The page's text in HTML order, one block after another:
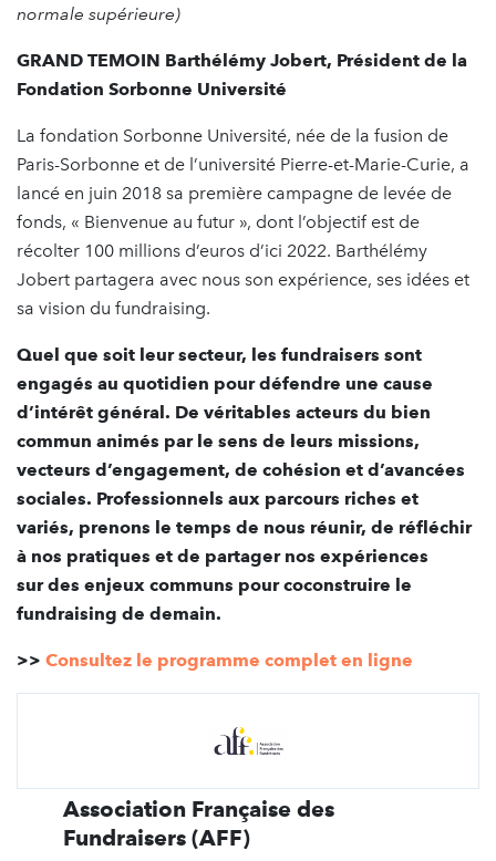
normale supérieure)
GRAND TEMOIN Barthélémy Jobert, Président de la
Fondation Sorbonne Université
La fondation Sorbonne Université, née de la fusion de
Paris-Sorbonne et de l’université Pierre-et-Marie-Curie, a
lancé en juin 2018 sa première campagne de levée de
fonds, « Bienvenue au futur », dont l’objectif est de
récolter 100 millions d’euros d’ici 2022. Barthélémy
Jobert partagera avec nous son expérience, ses idées et
sa vision du fundraising.
Quel que soit leur secteur, les fundraisers sont
engagés au quotidien pour défendre une cause
d’intérêt général. De véritables acteurs du bien
commun animés par le sens de leurs missions,
vecteurs d’engagement, de cohésion et d’avancées
sociales. Professionnels aux parcours riches et
variés, prenons le temps de nous réunir, de réfléchir
à nos pratiques et de partager nos expériences
surdes enjeux communs pour coconstruire le
fundraising de demain.
>> Consultez le programme complet en ligne
Association Française des
Fundraisers (AFF)